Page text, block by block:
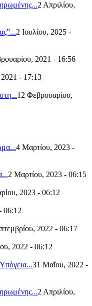
2 Απριλίου,
2 Ιουλίου, 2025 -
2021 - 16:56
- 17:13
12 Φεβρουαρίου,
4 Μαρτίου, 2023 -
2 Μαρτίου, 2023 - 06:15
2023 - 06:12
06:12
2022 - 06:17
2022 - 06:12
31 Μαΐου, 2022 -
2 Απριλίου,